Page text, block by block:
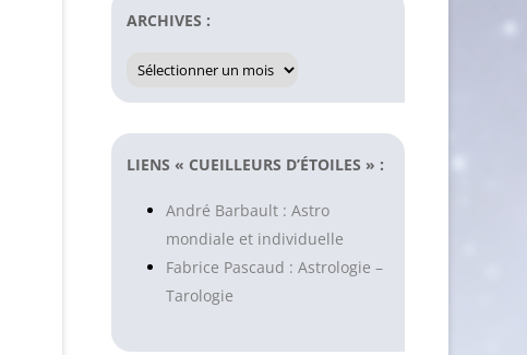
ARCHIVES :
Archives
LIENS « CUEILLEURS D’ÉTOILES » :
André Barbault : Astro
mondiale et individuelle
Fabrice Pascaud : Astrologie –
Tarologie